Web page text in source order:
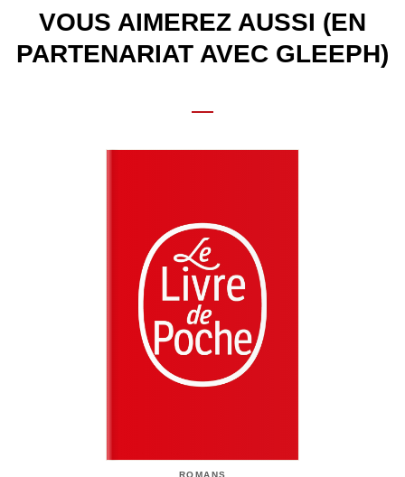
VOUS AIMEREZ AUSSI (EN
PARTENARIAT AVEC GLEEPH)